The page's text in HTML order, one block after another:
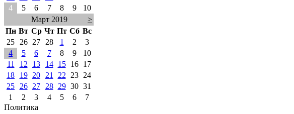
4
5 6 7 8 9
10
Март 2019
>
Пн Вт Ср Чт Пт Сб Вс
25
26 27 28 1 2
3
4
5 6 7 8 9
10
11
12 13 14 15 16
17
18
19 20 21 22 23
24
25
26 27 28 29 30 31
1
2 3 4 5 6
7
Политика